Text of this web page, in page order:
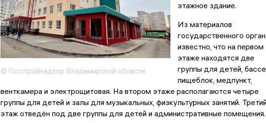
© Госстройнадзор Владимирской области
этажное здание.
Из материалов
государственного
известно, что на первом
этаже находятся две
группы для детей,
пищеблок, медпункт,
венткамера и электрощитовая. На втором этаже располагаются четыре
группы для детей и залы для музыкальных, физкультурных занятий.
этаж отведён под две группы для детей и административные помещения.